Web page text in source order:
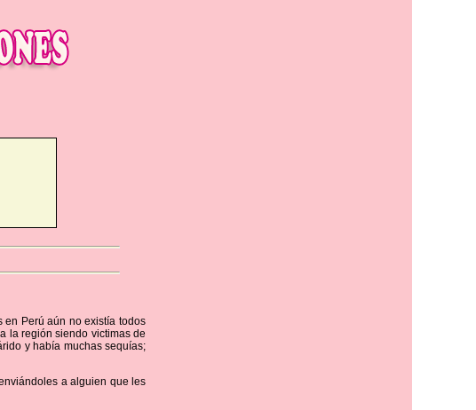
en Perú aún no existía todos
la región siendo victimas de
y había muchas sequías;
a alguien que les